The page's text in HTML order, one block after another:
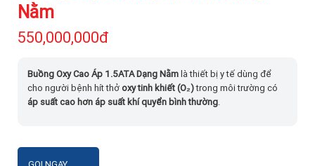
Nằm
550,000,000đ
Buồng Oxy Cao Áp 1.5ATA Dạng Nằmlà thiết bị y tế dùng để
cho người bệnh hít thởoxy tinh khiết (O₂)trong môi trường có
áp suất cao hơn áp suất khí quyển bình thường.